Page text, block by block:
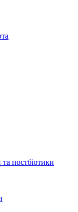
постбіотики